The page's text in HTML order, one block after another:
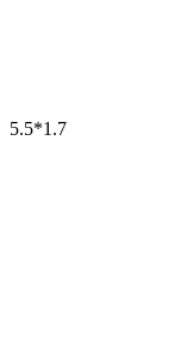
5.5*1.7